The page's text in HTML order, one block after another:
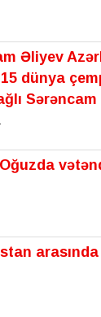
Əliyev
dünya
Sərəncam